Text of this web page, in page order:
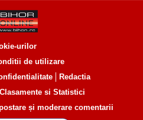
urilor
de utilizare
Redactia
și moderare comentarii